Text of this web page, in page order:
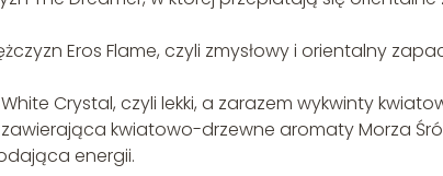
Eros Flame, czyli zmysłowy i orientalny
Crystal, czyli lekki, a zarazem wykwinty
kwiatowo-drzewne aromaty Morza
energii.